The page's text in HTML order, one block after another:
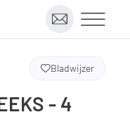
- 4
Bladwijzer